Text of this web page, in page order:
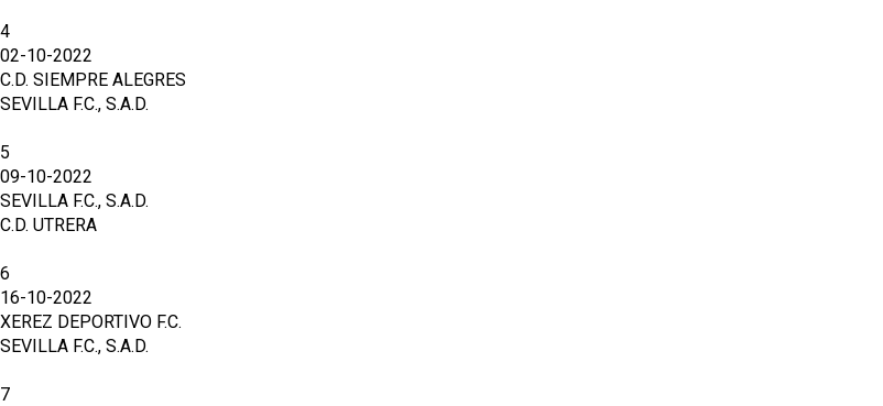
4
02-10-2022
C.D. SIEMPRE ALEGRES
SEVILLA F.C., S.A.D.
5
09-10-2022
SEVILLA F.C., S.A.D.
C.D. UTRERA
6
16-10-2022
XEREZ DEPORTIVO F.C.
SEVILLA F.C., S.A.D.
7